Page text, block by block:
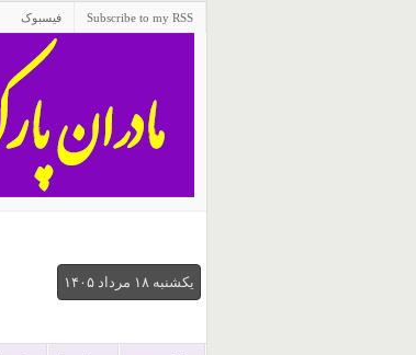
Subscribe to my RSS فیسبوک
يكشنبه ۱۸ مرداد ۱۴۰۵